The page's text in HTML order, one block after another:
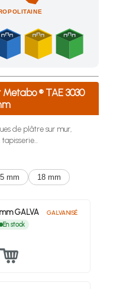
ou de pointes et
® TAE 3030
de plâtre sur mur,
mm 18 mm
GALVA GALVANISÉ
En stock